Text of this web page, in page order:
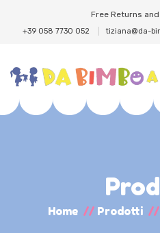
Free Returns
+39 058 7730 052 tiziana@da-
Home // Prodotti //